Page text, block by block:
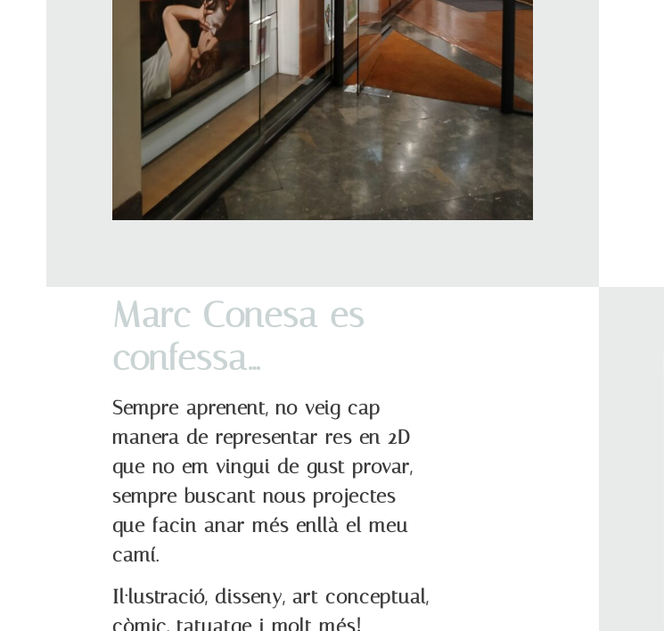
Marc Conesa es
confessa…
Sempre aprenent, no veig cap
manera de representar res en 2D
que no em vingui de gust provar,
sempre buscant nous projectes
que facin anar més enllà el meu
camí.
Il·lustració, disseny, art conceptual,